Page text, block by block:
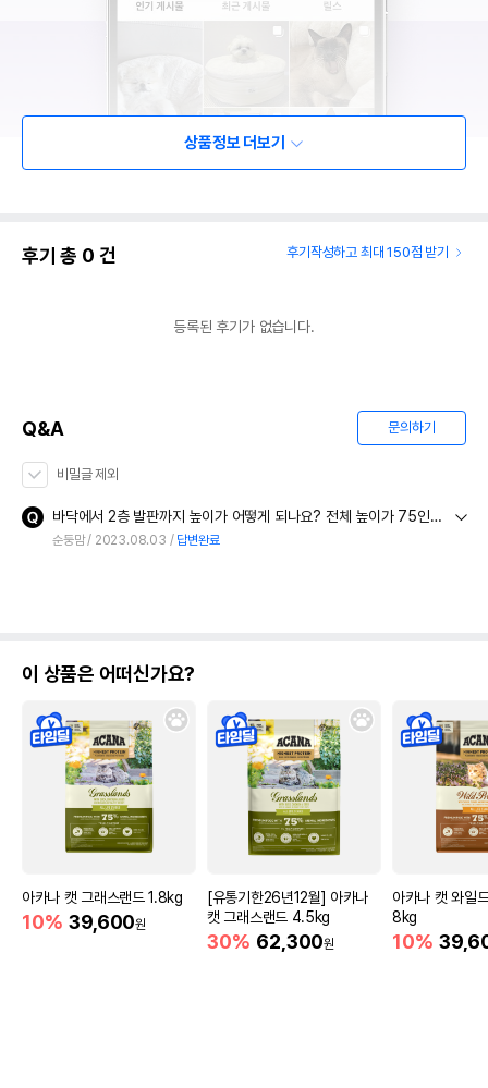
상품정보 더보기
후기 총 0 건 후기작성하고 최대 150점 받기
등록된 후기가 없습니다.
Q&A 문의하기
비밀글 제외
바닥에서 2층 발판까지 높이가 어떻게 되나요? 전체 높이가 75인데 1층과 2층 구분된 상세 사이즈 좀 알려주세요
순둥맘 2023.08.03 답변완료
이 상품은 어떠신가요?
아카나 캣 그래스랜드 1.8kg
10% 39,600원
[유통기한26년12월] 아카나
캣 그래스랜드 4.5kg
30% 62,300원
아카나 캣 와일
8kg
10%